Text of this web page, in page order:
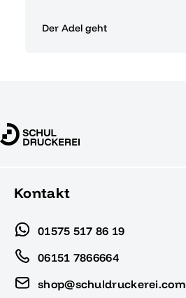
Der Adel geht
Kontakt
01575 517 86 19
06151 7866664
shop@schuldruckerei.com